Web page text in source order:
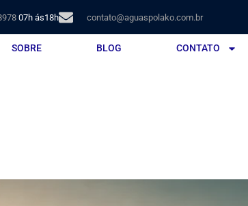
07h ás18h contato@aguaspolako.com.br
SOBRE BLOG CONTATO